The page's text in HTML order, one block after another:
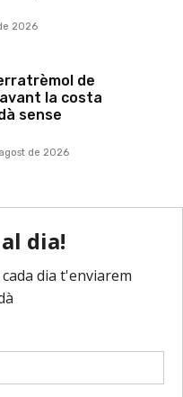
2026
de
la costa
sense
de 2026